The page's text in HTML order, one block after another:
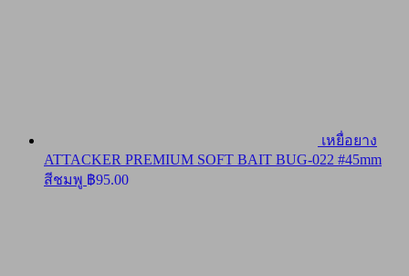
เหยื่อยาง
ATTACKER PREMIUM SOFT BAIT BUG-022 #45mm
สีชมพู ฿95.00